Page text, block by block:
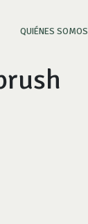
QUIÉNES SOMOS